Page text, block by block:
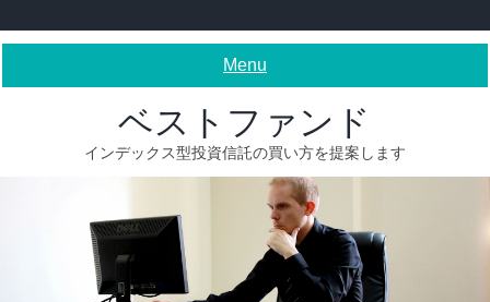
to
Menu
ベストファンド
インデックス型投資信託の買い方を提案します